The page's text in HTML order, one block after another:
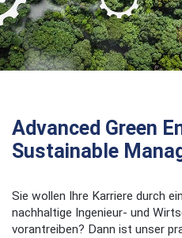
Advanced Green
Sustainable
Sie wollen Ihre Karriere durch
nachhaltige Ingenieur- und
vorantreiben? Dann ist unser